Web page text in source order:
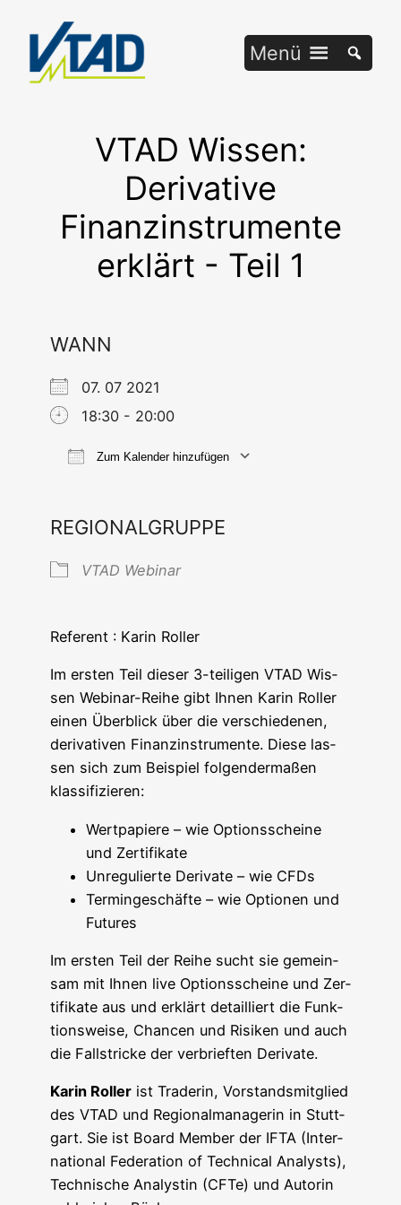
springen
Menü
VTAD Wissen:
Derivative
Finanzinstrumente
erklärt - Teil 1
WANN
07. 07 2021
18:30 - 20:00
Zum Kalender hinzufügen
REGIONALGRUPPE
VTAD Web­i­nar
Refe­rent : Karin Roller
Im ers­ten Teil die­ser 3-teil­i­gen VTAD Wis­
sen Web­i­nar-Rei­he gibt Ihnen Karin Rol­ler
einen Über­blick über die ver­schie­de­nen,
deri­va­ti­ven Finanz­in­stru­men­te. Die­se las­
sen sich zum Bei­spiel fol­gen­der­ma­ßen
klassifizieren:
Wert­pa­pie­re – wie Opti­ons­schei­ne
und Zertifikate
Unre­gu­lier­te Deri­va­te – wie CFDs
Ter­min­ge­schäf­te – wie Optio­nen und
Futures
Im ers­ten Teil der Rei­he sucht sie gemein­
sam mit Ihnen live Opti­ons­schei­ne und Zer­
ti­fi­ka­te aus und erklärt detail­liert die Funk­
ti­ons­wei­se, Chan­cen und Risi­ken und auch
die Fall­stri­cke der ver­brief­ten Derivate.
Karin Rol­ler ist Trade­rin, Vor­stands­mit­glied
des VTAD und Regio­nal­ma­na­ge­rin in Stutt­
gart. Sie ist Board Mem­ber der IFTA (Inter­
na­tio­nal Fede­ra­ti­on of Tech­ni­cal Ana­lysts),
Tech­ni­sche Ana­lys­tin (CFTe) und Autorin